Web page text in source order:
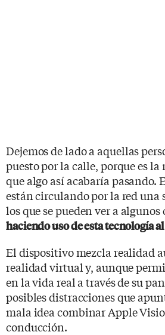
Dejemos de lado a aquellas
puesto por la calle, porque es la
que algo así acabaría pasando.
están circulando por la red una
los que se pueden ver a
haciendo uso de esta tecnología
El dispositivo mezcla realidad
realidad virtual y, aunque
en la vida real a través de su
posibles distracciones que
mala idea combinar Apple
conducción.